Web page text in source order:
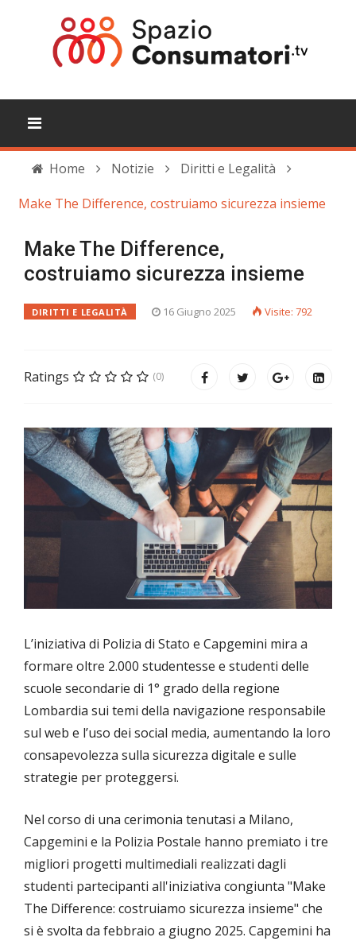
Home Notizie
Diritti e Legalità
Make The Difference, costruiamo sicurezza insieme
Make The Difference,
costruiamo sicurezza insieme
DIRITTI E LEGALITÀ 16 Giugno 2025 Visite: 792
Ratings (0)
L’iniziativa di Polizia di Stato e Capgemini mira a
formare oltre 2.000 studentesse e studenti delle
scuole secondarie di 1° grado della regione
Lombardia sui temi della navigazione responsabile
sul web e l’uso dei social media, aumentando la loro
consapevolezza sulla sicurezza digitale e sulle
strategie per proteggersi.
Nel corso di una cerimonia tenutasi a Milano,
Capgemini e la Polizia Postale hanno premiato i tre
migliori progetti multimediali realizzati dagli
studenti partecipanti all'iniziativa congiunta "Make
The Difference: costruiamo sicurezza insieme" che
si è svolta da febbraio a giugno 2025. Capgemini ha